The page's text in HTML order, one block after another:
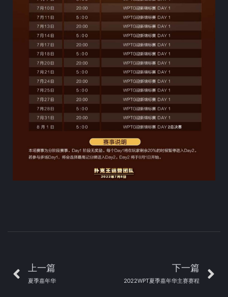
上一篇
夏季嘉年华
下一篇
2022WPT夏季嘉年华主赛赛程